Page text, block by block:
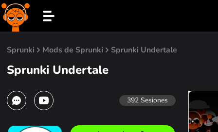
Sprunki Mods de Sprunki Sprunki Undertale
Sprunki Undertale
392 Sesiones